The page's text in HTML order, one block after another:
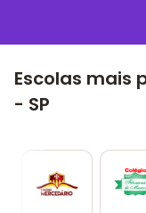
Escolas mais
- SP